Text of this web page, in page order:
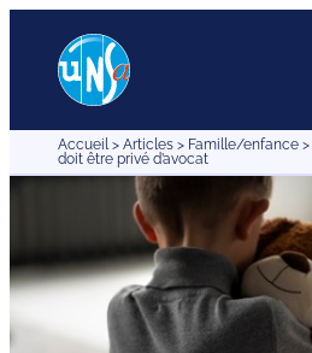
contenu
Accueil> Articles > Famille/enfance >
doit être privé d’avocat